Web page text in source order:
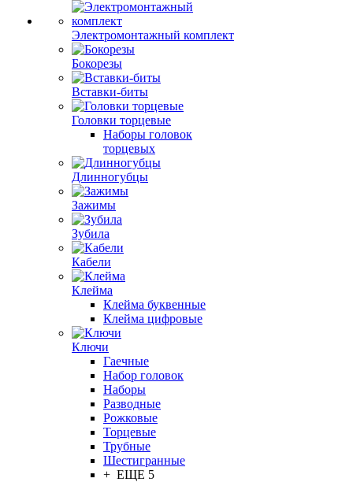
Электромонтажный комплект
Бокорезы
Вставки-биты
Головки торцевые
Наборы головок
торцевых
Длинногубцы
Зажимы
Зубила
Кабели
Клейма
Клейма буквенные
Клейма цифровые
Ключи
Гаечные
Набор головок
Наборы
Разводные
Рожковые
Торцевые
Трубные
Шестигранные
+ ЕЩЕ 5